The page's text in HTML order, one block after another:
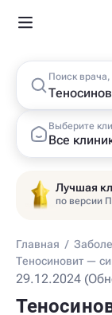
Поиск врача,
Выберите
Все
Лучшая
по версии
Главная /
Теносиновит —
29.12.2024